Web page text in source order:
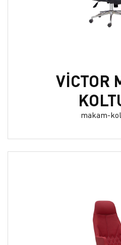
VİCTOR
makam-